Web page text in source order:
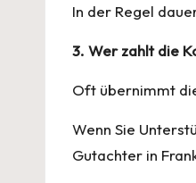
In der Regel
3. Wer zahlt die
Oft übernimmt
Wenn Sie
Gutachter in